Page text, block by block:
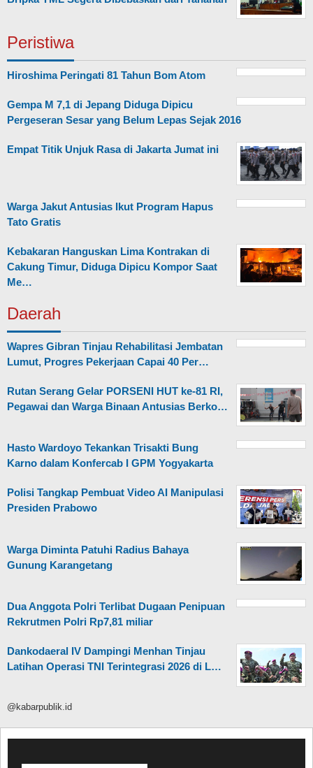
Peristiwa
Hiroshima Peringati 81 Tahun Bom Atom
Gempa M 7,1 di Jepang Diduga Dipicu
Pergeseran Sesar yang Belum Lepas Sejak 2016
Empat Titik Unjuk Rasa di Jakarta Jumat ini
Warga Jakut Antusias Ikut Program Hapus
Tato Gratis
Kebakaran Hanguskan Lima Kontrakan di
Cakung Timur, Diduga Dipicu Kompor Saat
Me…
Daerah
Wapres Gibran Tinjau Rehabilitasi Jembatan
Lumut, Progres Pekerjaan Capai 40 Per…
Rutan Serang Gelar PORSENI HUT ke-81 RI,
Pegawai dan Warga Binaan Antusias Berko…
Hasto Wardoyo Tekankan Trisakti Bung
Karno dalam Konfercab I GPM Yogyakarta
Polisi Tangkap Pembuat Video AI Manipulasi
Presiden Prabowo
Warga Diminta Patuhi Radius Bahaya
Gunung Karangetang
Dua Anggota Polri Terlibat Dugaan Penipuan
Rekrutmen Polri Rp7,81 miliar
Dankodaeral IV Dampingi Menhan Tinjau
Latihan Operasi TNI Terintegrasi 2026 di L…
@kabarpublik.id